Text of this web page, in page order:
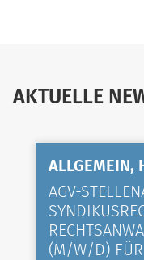
AKTUELLE
ALLGEMEIN,
AGV-
(M/W/D) FÜR